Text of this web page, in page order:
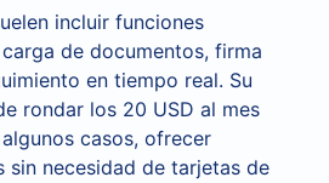
incluir funciones
de documentos, firma
en tiempo real. Su
rondar los 20 USD al mes
casos, ofrecer
sin necesidad de tarjetas de